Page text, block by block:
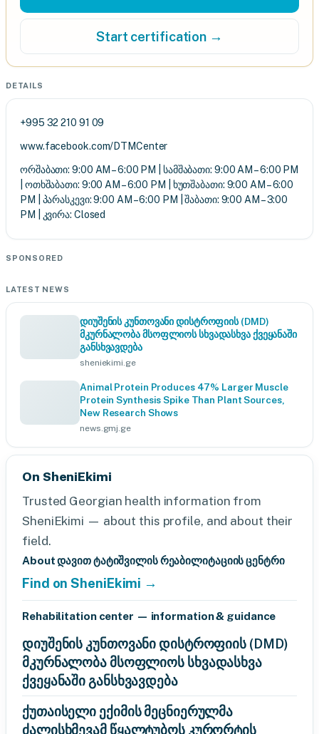
Start certification →
DETAILS
+995 32 210 91 09
www.facebook.com/DTMCenter
ორშაბათი: 9:00 AM – 6:00 PM | სამშაბათი: 9:00 AM – 6:00 PM
| ოთხშაბათი: 9:00 AM – 6:00 PM | ხუთშაბათი: 9:00 AM – 6:00
PM | პარასკევი: 9:00 AM – 6:00 PM | შაბათი: 9:00 AM – 3:00
PM | კვირა: Closed
SPONSORED
LATEST NEWS
დიუშენის კუნთოვანი დისტროფიის (DMD)
მკურნალობა მსოფლიოს სხვადასხვა ქვეყანაში
განსხვავდება
sheniekimi.ge
Animal Protein Produces 47% Larger Muscle
Protein Synthesis Spike Than Plant Sources,
New Research Shows
news.gmj.ge
On SheniEkimi
Trusted Georgian health information from
SheniEkimi — about this profile, and about their
field.
About დავით ტატიშვილის რეაბილიტაციის ცენტრი
Find on SheniEkimi →
Rehabilitation center — information & guidance
დიუშენის კუნთოვანი დისტროფიის (DMD)
მკურნალობა მსოფლიოს სხვადასხვა
ქვეყანაში განსხვავდება
ქუთაისელი ექიმის მეცნიერულმა
ძალისხმევამ წყალტუბოს კურორტის